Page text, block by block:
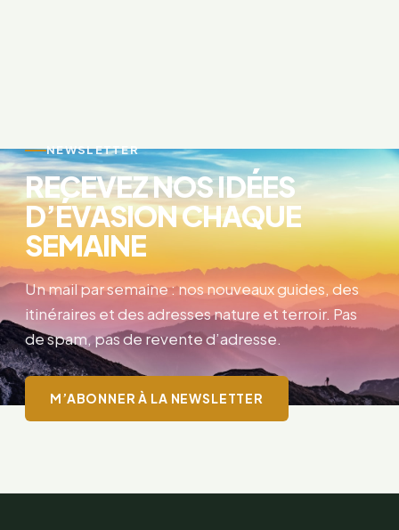
NEWSLETTER
RECEVEZ NOS IDÉES
D’ÉVASION CHAQUE
SEMAINE
Un mail par semaine : nos nouveaux guides, des
itinéraires et des adresses nature et terroir. Pas
de spam, pas de revente d’adresse.
M’ABONNER À LA NEWSLETTER